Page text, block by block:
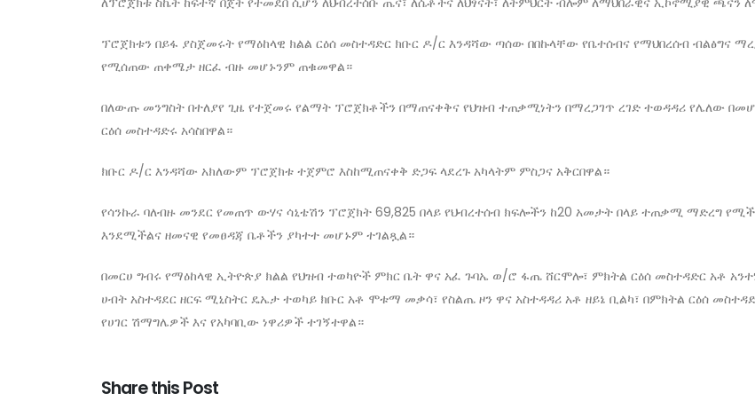
ፕሮጀክቱን በይፋ ያስጀመሩት የማዕከላዊ ክልል ርዕሰ መስተዳድር ክቡር ዶ/ር እንዳሻው ጣሰው በበኩላቸው የቤተሰብና የማህበረሰብ ብልፅግና
የሚሰጠው ጠቀሜታ ዘርፈ ብዙ መሆኑንም ጠቁመዋል።
በለውጡ መንግስት በተለያየ ጊዜ የተጀመሩ የልማት ፕሮጀክቶችን በማጠናቀቅና የህዝብ ተጠቃሚነትን በማረጋገጥ ረገድ ተወዳዳሪ የሌለው
ርዕሰ መስተዳድሩ አሳስበዋል።
ክቡር ዶ/ር እንዳሻው አክለውም ፕሮጀክቱ ተጀምሮ እስከሚጠናቀቅ ድጋፍ ላደረጉ አካላትም ምስጋና አቅርበዋል።
የሳንኩራ ባለብዙ መንደር የመጠጥ ውሃና ሳኒቴሽን ፕሮጀክት 69,825 በላይ የህብረተሰብ ክፍሎችን ከ20 አመታት በላይ ተጠቃሚ ማድረግ
እንደሚችልና ዘመናዊ የመፀዳጃ ቤቶችን ያካተተ መሆኑም ተገልጿል።
በመርሀ ግብሩ የማዕከላዊ ኢትዮጵያ ክልል የህዝብ ተወካዮች ምክር ቤት ዋና አፈ ጉባኤ ወ/ሮ ፋጤ ሸርሞሎ፣ ምክትል ርዕሰ መስተዳድር አቶ
ሀብት አስተዳደር ዘርፍ ሚኒስትር ዴኤታ ተወካይ ክቡር አቶ ሞቱማ መቃሳ፣ የስልጤ ዞን ዋና አስተዳዳሪ አቶ ዘይኔ ቢልካ፣ በምክትል ርዕሰ
የሀገር ሽማግሌዎች እና የአካባቢው ነዋሪዎች ተገኝተዋል።
Share this Post